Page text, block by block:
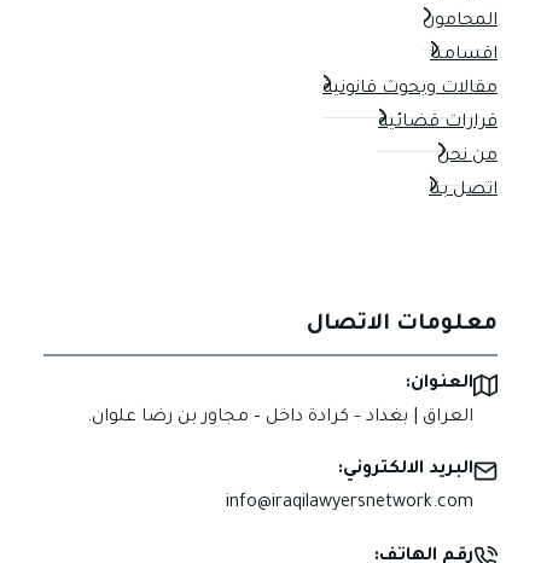
المحامون
اقسامنا
مقالات وبحوث قانونية
قرارات قضائية
من نحن
اتصل بنا
معلومات الاتصال
العنوان:
العراق | بغداد – كرادة داخل – مجاور بن رضا علوان.
البريد الالكتروني:
info@iraqilawyersnetwork.com
رقم الهاتف: